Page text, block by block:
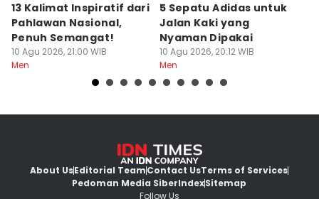
13 Kalimat Inspiratif dari
Pahlawan Nasional,
Penuh Semangat!
10 Agu 2026, 21:00 WIB
Men
5 Sepatu Adidas untuk
Jalan Kaki yang
Nyaman Dipakai
10 Agu 2026, 20:12 WIB
Men
About UsEditorial TeamContact UsTerms of Services
Pedoman Media SiberIndexSitemap
Follow Us